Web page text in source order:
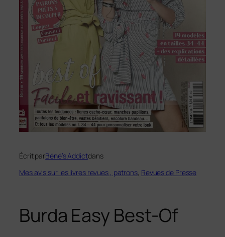
Écrit parBéné’s Addictdans
Mes avis sur les livres revues , patrons, Revues de Presse
Burda Easy Best-Of